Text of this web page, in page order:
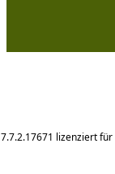
7.7.2.17671 lizenziert für